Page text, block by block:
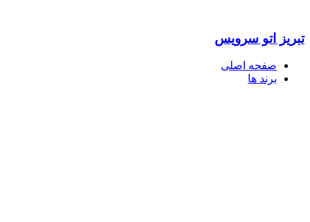
تبریز اتو سرویس
صفحه اصلی
برند ها